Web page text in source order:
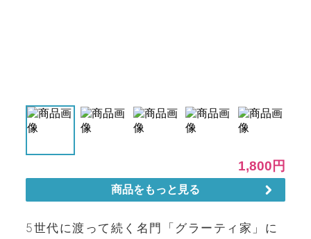
5世代に渡って続く名門「グラーティ家」に